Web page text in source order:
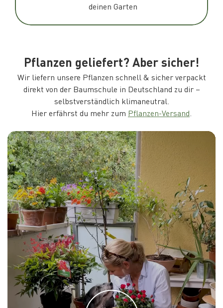
deinen Garten
Pflanzen geliefert? Aber sicher!
Wir liefern unsere Pflanzen schnell & sicher verpackt
direkt von der Baumschule in Deutschland zu dir –
selbstverständlich klimaneutral.
Hier erfährst du mehr zum Pflanzen-Versand